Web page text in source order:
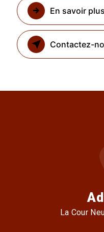
En savoir plus
Contactez-
La Cour